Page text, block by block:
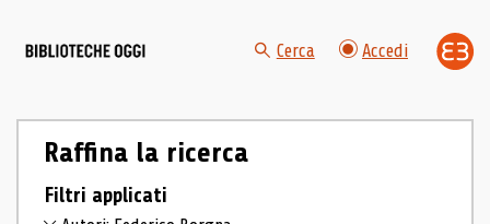
Cerca Accedi
Raffina la ricerca
Filtri applicati